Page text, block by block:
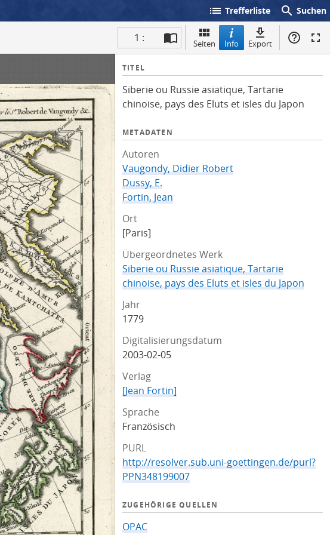
list Trefferliste search Suchen
1 : Seiten Info Export
I
f
o
TITEL
Siberie ou Russie asiatique, Tartarie
chinoise, pays des Eluts et isles du Japon
METADATEN
Autoren
Vaugondy, Didier Robert
Dussy, E.
Fortin, Jean
Ort
[Paris]
Übergeordnetes Werk
Siberie ou Russie asiatique, Tartarie
chinoise, pays des Eluts et isles du Japon
Jahr
1779
Digitalisierungsdatum
2003-02-05
Verlag
[Jean Fortin]
Sprache
Französisch
PURL
http://resolver.sub.uni-goettingen.de/purl?
PPN348199007
ZUGEHÖRIGE QUELLEN
OPAC